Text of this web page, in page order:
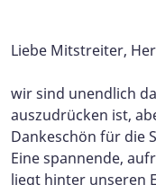
Liebe Mitstreiter,
wir sind unendlich
auszudrücken ist,
Dankeschön für die
Eine spannende,
liegt hinter unseren